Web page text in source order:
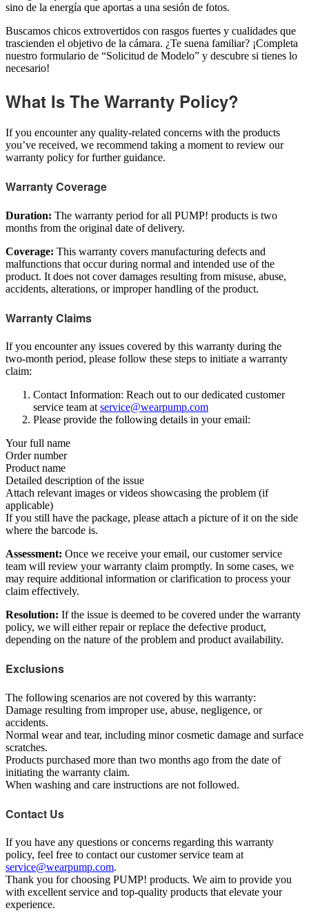
sino de la energía que aportas a una sesión de fotos.
Buscamos chicos extrovertidos con rasgos fuertes y cualidades que
trascienden el objetivo de la cámara. ¿Te suena familiar? ¡Completa
nuestro formulario de “Solicitud de Modelo” y descubre si tienes lo
necesario!
What Is The Warranty Policy?
If you encounter any quality-related concerns with the products
you’ve received, we recommend taking a moment to review our
warranty policy for further guidance.
Warranty Coverage
Duration: The warranty period for all PUMP! products is two
months from the original date of delivery.
Coverage: This warranty covers manufacturing defects and
malfunctions that occur during normal and intended use of the
product. It does not cover damages resulting from misuse, abuse,
accidents, alterations, or improper handling of the product.
Warranty Claims
If you encounter any issues covered by this warranty during the
two-month period, please follow these steps to initiate a warranty
claim:
Contact Information: Reach out to our dedicated customer
service team at service@wearpump.com
Please provide the following details in your email:
Your full name
Order number
Product name
Detailed description of the issue
Attach relevant images or videos showcasing the problem (if
applicable)
If you still have the package, please attach a picture of it on the side
where the barcode is.
Assessment: Once we receive your email, our customer service
team will review your warranty claim promptly. In some cases, we
may require additional information or clarification to process your
claim effectively.
Resolution: If the issue is deemed to be covered under the warranty
policy, we will either repair or replace the defective product,
depending on the nature of the problem and product availability.
Exclusions
The following scenarios are not covered by this warranty:
Damage resulting from improper use, abuse, negligence, or
accidents.
Normal wear and tear, including minor cosmetic damage and surface
scratches.
Products purchased more than two months ago from the date of
initiating the warranty claim.
When washing and care instructions are not followed.
Contact Us
If you have any questions or concerns regarding this warranty
policy, feel free to contact our customer service team at
service@wearpump.com.
Thank you for choosing PUMP! products. We aim to provide you
with excellent service and top-quality products that elevate your
experience.